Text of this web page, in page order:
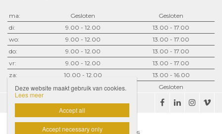
ma: Gesloten
Gesloten
di:
9.00 - 12.00
13.00 - 17.00
wo:
9.00 - 12.00
13.00 - 17.00
do:
9.00 - 12.00
13.00 - 17.00
vr:
9.00 - 12.00
13.00 - 17.00
za:
10.00 - 12.00
13.00 - 16.00
zo:
Gesloten Gesloten
Disclaimer Privacybeleid
Website door Livalos
Deze website maakt gebruik van cookies.
Lees meer
Accept all
Accept necessary only